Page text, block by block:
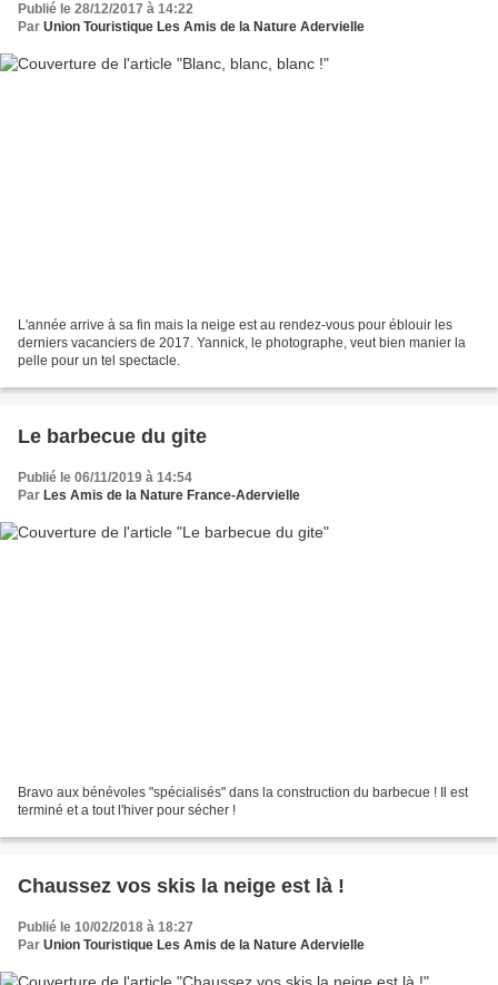
Publié le 28/12/2017 à 14:22
Par Union Touristique Les Amis de la Nature Adervielle
L'année arrive à sa fin mais la neige est au rendez-vous pour éblouir les
derniers vacanciers de 2017. Yannick, le photographe, veut bien manier la
pelle pour un tel spectacle.
Le barbecue du gite
Publié le 06/11/2019 à 14:54
Par Les Amis de la Nature France-Adervielle
Bravo aux bénévoles "spécialisés" dans la construction du barbecue ! Il est
terminé et a tout l'hiver pour sécher !
Chaussez vos skis la neige est là !
Publié le 10/02/2018 à 18:27
Par Union Touristique Les Amis de la Nature Adervielle